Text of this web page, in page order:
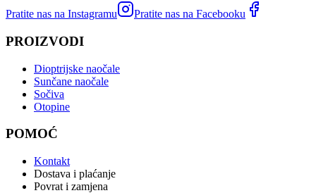
Pratite nas na Instagramu Pratite nas na Facebooku
PROIZVODI
Dioptrijske naočale
Sunčane naočale
Sočiva
Otopine
POMOĆ
Kontakt
Dostava i plaćanje
Povrat i zamjena